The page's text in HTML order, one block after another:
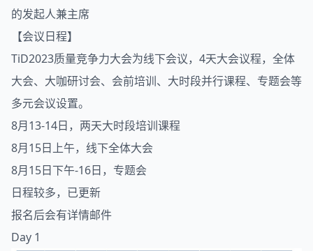
的发起人兼主席
【会议日程】
TiD2023质量竞争力大会为线下会议，4天大会议程，全体
大会、大咖研讨会、会前培训、大时段并行课程、专题会等
多元会议设置。
8月13-14日，两天大时段培训课程
8月15日上午，线下全体大会
8月15日下午-16日，专题会
日程较多，已更新
报名后会有详情邮件
Day 1